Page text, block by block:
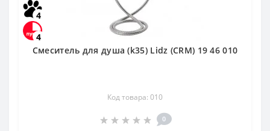
4
4
Смеситель для душа (k35) Lidz (CRM) 19 46 010
Код товара: 010
0